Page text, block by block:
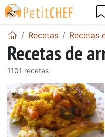
Recetas Recetas
Recetas de
1101 recetas